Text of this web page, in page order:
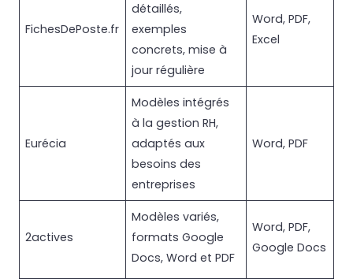
FichesDePoste.fr
détaillés,
exemples
concrets, mise à
jour régulière
Word, PDF,
Excel
Eurécia
Modèles intégrés
à la gestion RH,
adaptés aux
besoins des
entreprises
Word, PDF
2actives
Modèles variés,
formats Google
Docs, Word et PDF
Word, PDF,
Google Docs